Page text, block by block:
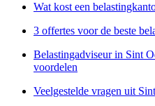
Wat kost een
3 offertes voor de beste
Belastingadviseur in Sint
voordelen
Veelgestelde vragen uit